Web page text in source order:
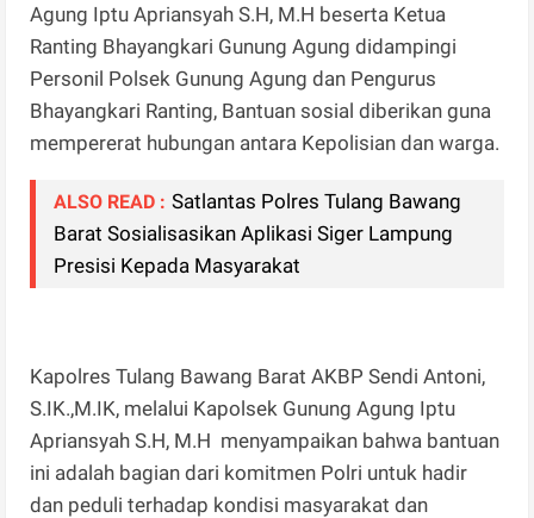
Agung Iptu Apriansyah S.H, M.H beserta Ketua
Ranting Bhayangkari Gunung Agung didampingi
Personil Polsek Gunung Agung dan Pengurus
Bhayangkari Ranting, Bantuan sosial diberikan guna
mempererat hubungan antara Kepolisian dan warga.
ALSO READ : Satlantas Polres Tulang Bawang
Barat Sosialisasikan Aplikasi Siger Lampung
Presisi Kepada Masyarakat
Kapolres Tulang Bawang Barat AKBP Sendi Antoni,
S.IK.,M.IK, melalui Kapolsek Gunung Agung Iptu
Apriansyah S.H, M.H menyampaikan bahwa bantuan
ini adalah bagian dari komitmen Polri untuk hadir
dan peduli terhadap kondisi masyarakat dan